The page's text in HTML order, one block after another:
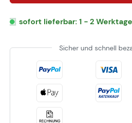
sofort lieferbar: 1 - 2 Werktage
Sicher und schnell